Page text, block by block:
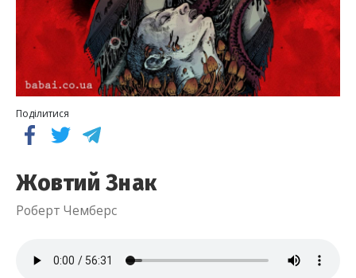
Поділитися
Жовтий Знак
Роберт Чемберс